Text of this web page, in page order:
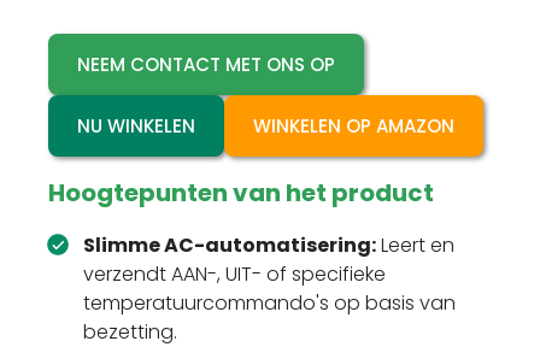
NEEM CONTACT MET ONS OP
NU WINKELEN WINKELEN OP AMAZON
Hoogtepunten van het product
Slimme AC-automatisering:Leert en
verzendt AAN-, UIT- of specifieke
temperatuurcommando's op basis van
bezetting.